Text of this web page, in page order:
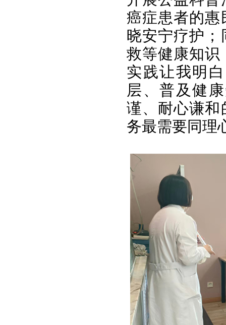
癌症患者的惠
晓安宁疗护
救等健康知识
实践让我明
层、普及健
谨、耐心谦和
务最需要同理